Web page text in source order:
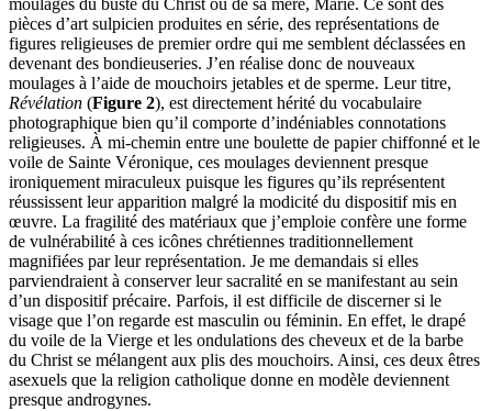
moulages du buste du Christ ou de sa mère, Marie. Ce sont des
pièces d’art sulpicien produites en série, des représentations de
figures religieuses de premier ordre qui me semblent déclassées en
devenant des bondieuseries. J’en réalise donc de nouveaux
moulages à l’aide de mouchoirs jetables et de sperme. Leur titre,
Révélation (Figure 2), est directement hérité du vocabulaire
photographique bien qu’il comporte d’indéniables connotations
religieuses. À mi-chemin entre une boulette de papier chiffonné et le
voile de Sainte Véronique, ces moulages deviennent presque
ironiquement miraculeux puisque les figures qu’ils représentent
réussissent leur apparition malgré la modicité du dispositif mis en
œuvre. La fragilité des matériaux que j’emploie confère une forme
de vulnérabilité à ces icônes chrétiennes traditionnellement
magnifiées par leur représentation. Je me demandais si elles
parviendraient à conserver leur sacralité en se manifestant au sein
d’un dispositif précaire. Parfois, il est difficile de discerner si le
visage que l’on regarde est masculin ou féminin. En effet, le drapé
du voile de la Vierge et les ondulations des cheveux et de la barbe
du Christ se mélangent aux plis des mouchoirs. Ainsi, ces deux êtres
asexuels que la religion catholique donne en modèle deviennent
presque androgynes.